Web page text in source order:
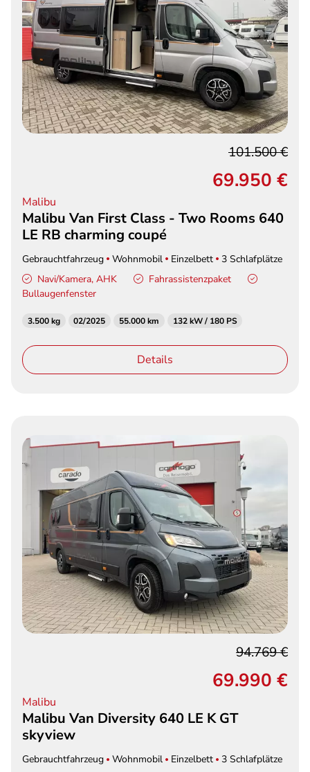
Malibu
Malibu Van First Class - Two Rooms 640
LE RB charming coupé
Gebrauchtfahrzeug Wohnmobil Einzelbett 3 Schlafplätze
69.950 €
101.500 €
Navi/Kamera, AHK
Fahrassistenzpaket
Bullaugenfenster
3.500 kg 02/2025 55.000 km 132 kW / 180 PS
Details
Malibu
Malibu Van Diversity 640 LE K GT
skyview
Gebrauchtfahrzeug Wohnmobil Einzelbett 3 Schlafplätze
69.990 €
94.769 €